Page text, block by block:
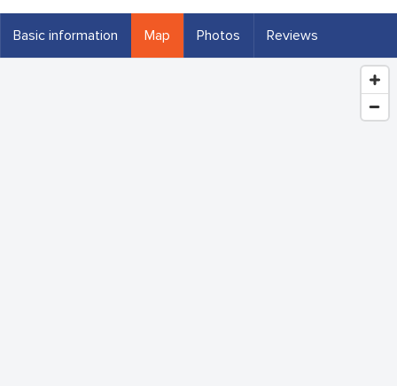
Basic information Map Photos Reviews